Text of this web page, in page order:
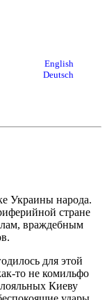
English
Deutsch
Украины народа.
стране
враждебным
для этой
то не комильфо
Киеву